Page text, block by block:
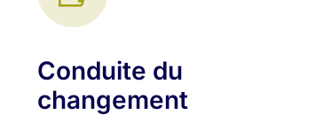
Conduite du
changement